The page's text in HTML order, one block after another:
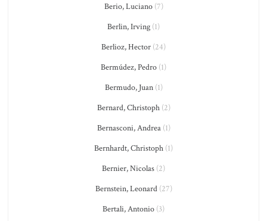
Berio, Luciano(7)
Berlin, Irving (1)
Berlioz, Hector (24)
Bermúdez, Pedro (1)
Bermudo, Juan(1)
Bernard, Christoph(2)
Bernasconi, Andrea(1)
Bernhardt, Christoph (1)
Bernier, Nicolas (2)
Bernstein, Leonard(27)
Bertali, Antonio (3)